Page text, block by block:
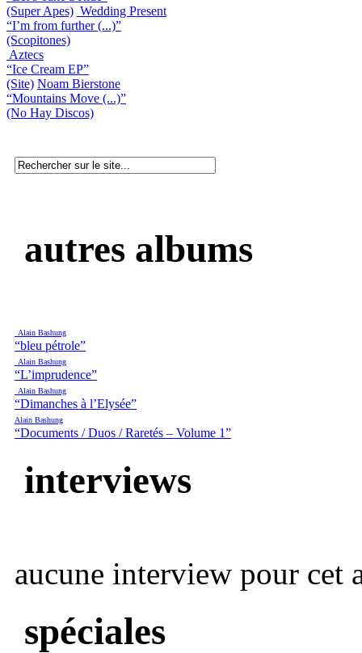
(Super Apes) Wedding Present
“I’m from further (...)”
(Scopitones)
Aztecs
“Ice Cream EP”
(Site) Noam Bierstone
“Mountains Move (...)”
(No Hay Discos)
autres albums
Alain Bashung
“bleu pétrole”
Alain Bashung
“L’imprudence”
Alain Bashung
“Dimanches à l’Elysée”
Alain Bashung
“Documents / Duos / Raretés – Volume 1”
interviews
aucune interview pour cet
spéciales